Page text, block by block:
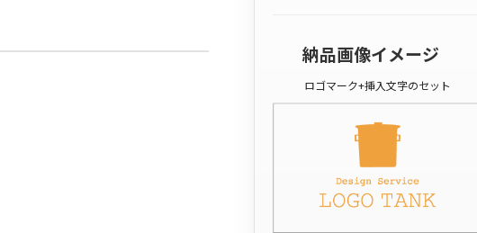
納品画像イメージ
ロゴマーク+挿入文字のセット